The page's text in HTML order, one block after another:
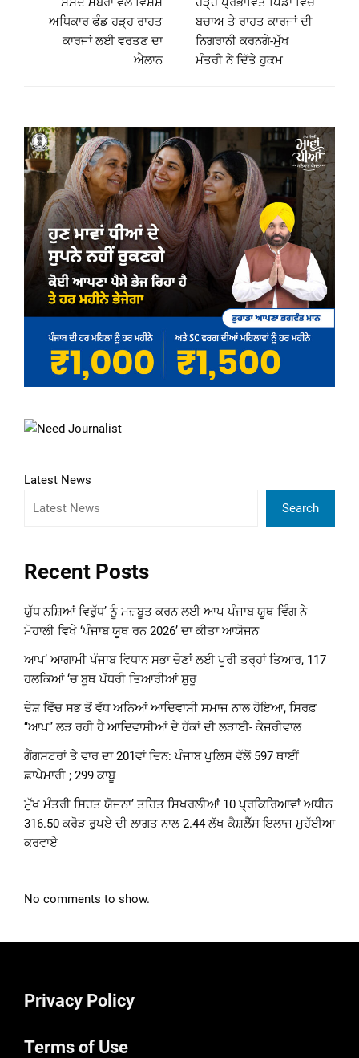
ਅਧਿਕਾਰ ਫੰਡ ਹੜ੍ਹ ਰਾਹਤ
ਕਾਰਜਾਂ ਲਈ ਵਰਤਣ ਦਾ
ਐਲਾਨ
ਬਚਾਅ ਤੇ ਰਾਹਤ ਕਾਰਜਾਂ ਦੀ
ਨਿਗਰਾਨੀ ਕਰਨਗੇ-ਮੁੱਖ
ਮੰਤਰੀ ਨੇ ਦਿੱਤੇ ਹੁਕਮ
Latest News
Search
Recent Posts
ਯੁੱਧ ਨਸ਼ਿਆਂ ਵਿਰੁੱਧ’ ਨੂੰ ਮਜ਼ਬੂਤ ਕਰਨ ਲਈ ਆਪ ਪੰਜਾਬ ਯੂਥ ਵਿੰਗ ਨੇ
ਮੋਹਾਲੀ ਵਿਖੇ ‘ਪੰਜਾਬ ਯੂਥ ਰਨ 2026’ ਦਾ ਕੀਤਾ ਆਯੋਜਨ
ਆਪ’ ਆਗਾਮੀ ਪੰਜਾਬ ਵਿਧਾਨ ਸਭਾ ਚੋਣਾਂ ਲਈ ਪੂਰੀ ਤਰ੍ਹਾਂ ਤਿਆਰ, 117
ਹਲਕਿਆਂ ‘ਚ ਬੂਥ ਪੱਧਰੀ ਤਿਆਰੀਆਂ ਸ਼ੁਰੂ
ਦੇਸ਼ ਵਿੱਚ ਸਭ ਤੋਂ ਵੱਧ ਅਨਿਆਂ ਆਦਿਵਾਸੀ ਸਮਾਜ ਨਾਲ ਹੋਇਆ, ਸਿਰਫ਼
‘‘ਆਪ’’ ਲੜ ਰਹੀ ਹੈ ਆਦਿਵਾਸੀਆਂ ਦੇ ਹੱਕਾਂ ਦੀ ਲੜਾਈ- ਕੇਜਰੀਵਾਲ
ਗੈਂਗਸਟਰਾਂ ਤੇ ਵਾਰ ਦਾ 201ਵਾਂ ਦਿਨ: ਪੰਜਾਬ ਪੁਲਿਸ ਵੱਲੋਂ 597 ਥਾਈਂ
ਛਾਪੇਮਾਰੀ ; 299 ਕਾਬੂ
ਮੁੱਖ ਮੰਤਰੀ ਸਿਹਤ ਯੋਜਨਾ’ ਤਹਿਤ ਸਿਖਰਲੀਆਂ 10 ਪ੍ਰਕਿਰਿਆਵਾਂ ਅਧੀਨ
316.50 ਕਰੋੜ ਰੁਪਏ ਦੀ ਲਾਗਤ ਨਾਲ 2.44 ਲੱਖ ਕੈਸ਼ਲੈੱਸ ਇਲਾਜ ਮੁਹੱਈਆ
ਕਰਵਾਏੇ
No comments to show.
Privacy Policy
Terms of Use